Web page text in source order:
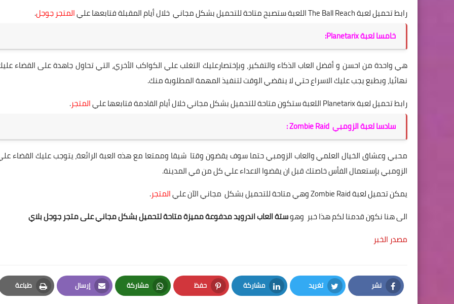
رابط تحميل لعبة The Ball Reach اللعبة ستصبح متاحة للتحميل بشكل مجاني خلال أيام المقبلة فتابعها علي
المتجر جوجل.
خامسا لعبة Planetarix:
هي واحدة من احسن و أفضل العاب الذكاء والتفكير، وبإختصارعليك التغلب علي الكواكب الأخري، التي تحاول جاهدة على القضاء
نهائيا، وبطبع يجب عليك الاسراع حتي لا ينقضي الوقت لتنفيذ المهمة المطلوبة منك.
رابط تحميل لعبة Planetarix اللعبة ستكون متاحة للتحميل بشكل مجاني خلال أيام القادمة فتابعها علي
المتجر.
سادسا لعبة الزومبي Zombie Raid :
محبي وعشاق الخيال العلمي والعاب الزومبي حتما سوف يقضون وقتا شيقا وممتعا مع هذه العبة الرائعة، يتوجب عليك القضاء
الزومبي بإستعمال الفأس خاصتك قبل ان يقضوا الاعداء علي كل من في المدينة.
يمكن تحميل لعبة Zombie Raid وهي متاحة للتحميل بشكل مجاني الآن علي
المتجر.
الى هنا نكون قدمنا لكم هذا خبر وهوستة العاب اندرويد مدفوعة مميزة متاحة لتحميل بشكل مجاني على متجر جوجل بلاي
مصدر الخبر
نشر
Facebook
تغريد
Twitter
مشاركة
LinkedIn
حفظ
Pinterest
مشاركة
Whatsapp
إرسال
Email
طباعة
Print